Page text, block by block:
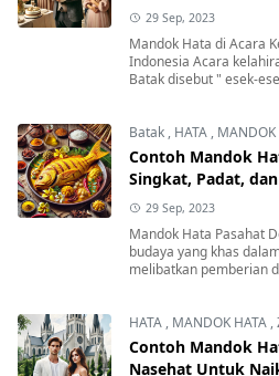
29 Sep, 2023
Mandok Hata di Acara
Indonesia Acara
Batak disebut " esek-
Batak , HATA , MANDOK
Contoh Mandok
Singkat, Padat, dan
29 Sep, 2023
Mandok Hata Pasahat
budaya yang khas
melibatkan pemberian
HATA , MANDOK HATA ,
Contoh Mandok
Nasehat Untuk